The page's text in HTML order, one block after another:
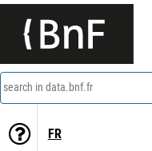
search in data.bnf.fr
FR